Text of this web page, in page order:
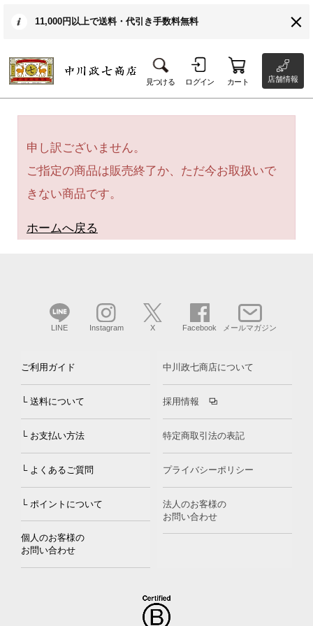
11,000円以上で送料・代引き手数料無料
見つける ログイン カート 店舗情報
申し訳ございません。
ご指定の商品は販売終了か、ただ今お取扱いで
きない商品です。
ホームへ戻る
LINE Instagram X Facebook メールマガジン
ご利用ガイド
└ 送料について
└ お支払い方法
└ よくあるご質問
└ ポイントについて
個人のお客様の
お問い合わせ
中川政七商店について
採用情報
特定商取引法の表記
プライバシーポリシー
法人のお客様の
お問い合わせ